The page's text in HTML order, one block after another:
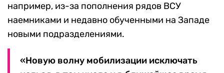
например, из-за пополнения рядов ВСУ
наемниками и недавно обученными на Западе
новыми подразделениями.
«Новую волну мобилизации исключать